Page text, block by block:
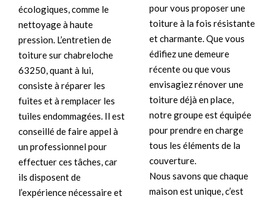
écologiques, comme le
nettoyage à haute
pression. L’entretien de
toiture sur chabreloche
63250, quant à lui,
consiste à réparer les
fuites et à remplacer les
tuiles endommagées. Il est
conseillé de faire appel à
un professionnel pour
effectuer ces tâches, car
ils disposent de
l’expérience nécessaire et
pour vous proposer une
toiture à la fois résistante
et charmante. Que vous
édifiez une demeure
récente ou que vous
envisagiez rénover une
toiture déjà en place,
notre groupe est équipée
pour prendre en charge
tous les éléments de la
couverture.
Nous savons que chaque
maison est unique, c’est